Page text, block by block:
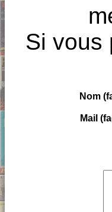
Si vous
Nom
Mail